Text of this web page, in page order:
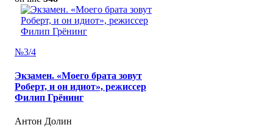
№3/4
Экзамен. «Моего брата зовут
Роберт, и он идиот», режиссер
Филип Грёнинг
Антон Долин